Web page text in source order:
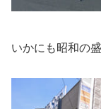
いかにも昭和の